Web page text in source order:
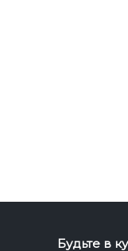
Будьте в